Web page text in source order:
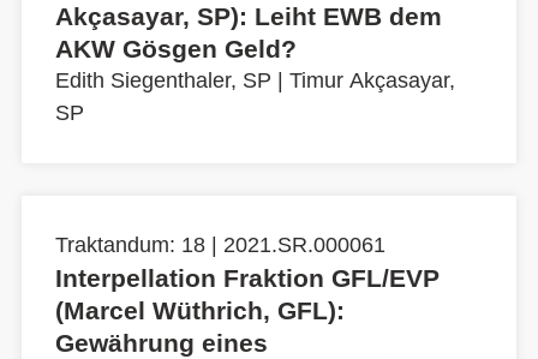
Akçasayar, SP): Leiht EWB dem
AKW Gösgen Geld?
Edith Siegenthaler, SP
Timur Akçasayar,
SP
Traktandum: 18 | 2021.SR.000061
Interpellation Fraktion GFL/EVP
(Marcel Wüthrich, GFL):
Gewährung eines